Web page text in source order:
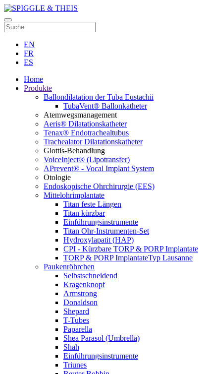
EN
FR
ES
Home
Produkte
Ballondilatation der Tuba Eustachii
TubaVent® Ballonkatheter
Atemwegsmanagement
Aeris® Dilatationskatheter
Tenax® Endotrachealtubus
Trachealator Dilatationskatheter
Glottis-Behandlung
VoiceInject® (Lipotransfer)
APrevent® - Vocal Implant System
Otologie
Endoskopische Ohrchirurgie (EES)
Mittelohrimplantate
Titan feste Längen
Titan kürzbar
Einführungsinstrumente
Titan Ohr-Instrumenten-Set
Hydroxylapatit (HAP)
CPI - Kürzbare TORP & PORP Implantate
TORP & PORP ImplantateTyp Lausanne
Paukenröhrchen
Selbstschneidend
Kragenknopf
Armstrong
Donaldson
Shepard
T-Tubes
Paparella
Shea Parasol (Umbrella)
Shah
Einführungsinstrumente
Triunes